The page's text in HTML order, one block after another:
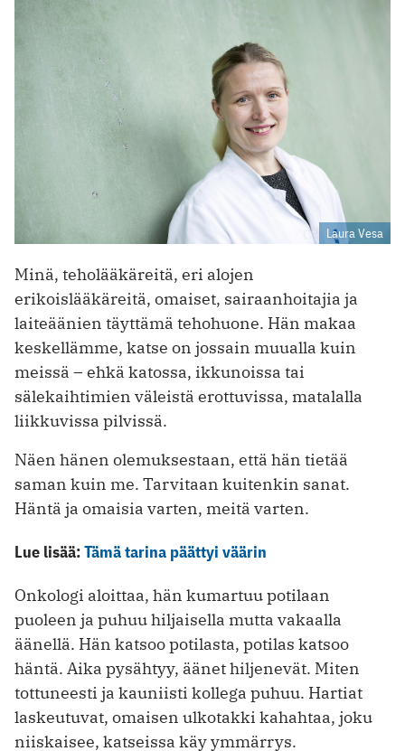
Laura Vesa
Minä, teholääkäreitä, eri alojen
erikoislääkäreitä, omaiset, sairaanhoitajia ja
laiteäänien täyttämä tehohuone. Hän makaa
keskellämme, katse on jossain muualla kuin
meissä – ehkä katossa, ikkunoissa tai
sälekaihtimien väleistä erottuvissa, matalalla
liikkuvissa pilvissä.
Näen hänen olemuksestaan, että hän tietää
saman kuin me. Tarvitaan kuitenkin sanat.
Häntä ja omaisia varten, meitä varten.
Lue lisää:Tämä tarina päättyi väärin
Onkologi aloittaa, hän kumartuu potilaan
puoleen ja puhuu hiljaisella mutta vakaalla
äänellä. Hän katsoo potilasta, potilas katsoo
häntä. Aika pysähtyy, äänet hiljenevät. Miten
tottuneesti ja kauniisti kollega puhuu. Hartiat
laskeutuvat, omaisen ulkotakki kahahtaa, joku
niiskaisee, katseissa käy ymmärrys.